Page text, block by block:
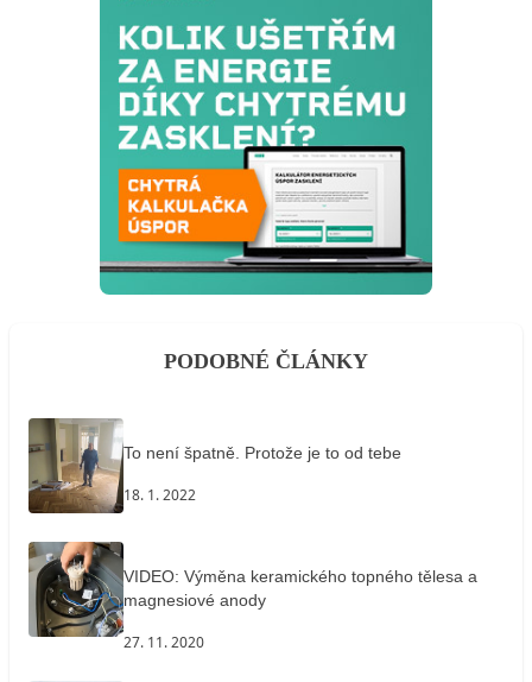
PODOBNÉ ČLÁNKY
To není špatně. Protože je to od tebe
18. 1. 2022
VIDEO: Výměna keramického topného tělesa a
magnesiové anody
27. 11. 2020